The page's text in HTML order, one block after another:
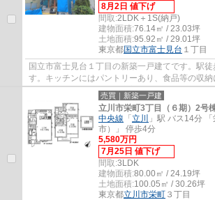
8月2日 値下げ
間取:2LDK＋1S(納戸)
建物面積:76.14㎡ / 23.03坪
土地面積:95.92㎡ / 29.01坪
東京都国立市富士見台 １丁目
国立市富士見台１丁目の新築一戸建てです。駅
す。キッチンにはパントリーあり、食品等の収
住まいをお探しなら地元密着型のエージーホー...
売買｜新築一戸建
立川市栄町3丁目（６期）2
中央線 「 立川
」駅 バス14分
市）」 停歩4分
5,580万円
7月25日 値下げ
間取:3LDK
建物面積:80.00㎡ / 24.19坪
土地面積:100.05㎡ / 30.26坪
東京都立川市栄町 ３丁目